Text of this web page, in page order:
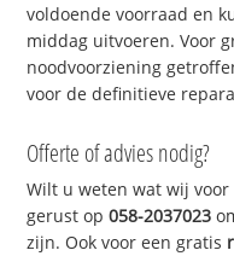
voldoende voorraad en
middag uitvoeren. Voor
noodvoorziening
voor de definitieve
Offerte of advies nodig?
Wilt u weten wat wij
gerust op058-2037023
zijn. Ook voor een gratis